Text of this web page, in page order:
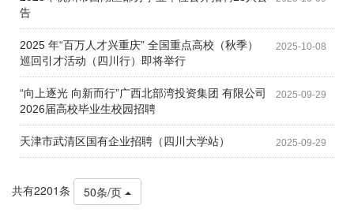
告
2025-10-08
2025 年“百万人才兴重庆” 全国重点高校（秋季）
巡回引才活动（四川行）即将举行
2025-09-29
“向上逐光 向新而行”广西北部湾投资集团 有限公司
2026届高校毕业生校园招聘
2025-09-29
天津市武清区国有企业招聘（四川大学站）
共有2201条 50条/页